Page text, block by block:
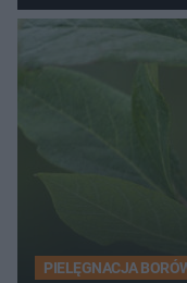
PIELĘGNACJA